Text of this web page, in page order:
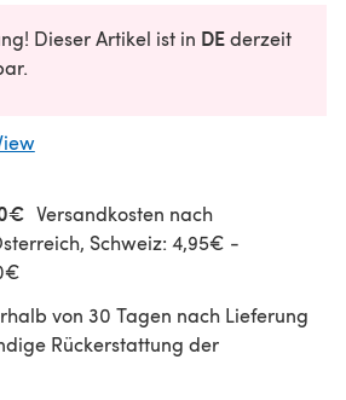
Dieser Artikel ist in DEderzeit
Versandkosten nach
Schweiz: 4,95€ -
von 30 Tagen nach Lieferung
Rückerstattung der